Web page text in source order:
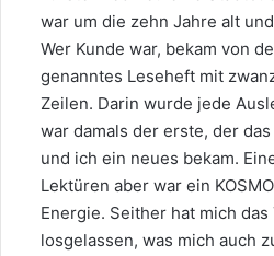
war um die zehn Jahre alt
Wer Kunde war, bekam von
genanntes Leseheft mit
Zeilen. Darin wurde jede
war damals der erste, der
und ich ein neues bekam.
Lektüren aber war ein
Energie. Seither hat mich
losgelassen, was mich auch